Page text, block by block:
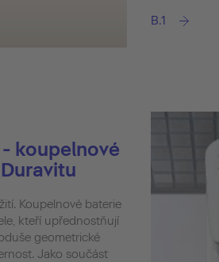
B.1
koupelnové
Koupelnové baterie
kteří upřednostňují
geometrické
Jako součást